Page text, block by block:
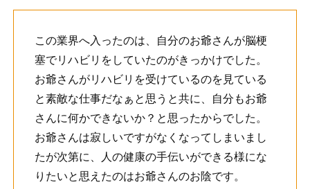
この業界へ入ったのは、自分のお爺さんが脳梗
塞でリハビリをしていたのがきっかけでした。
お爺さんがリハビリを受けているのを見ている
と素敵な仕事だなぁと思うと共に、自分もお爺
さんに何かできないか？と思ったからでした。
お爺さんは寂しいですがなくなってしまいまし
たが次第に、人の健康の手伝いができる様にな
りたいと思えたのはお爺さんのお陰です。